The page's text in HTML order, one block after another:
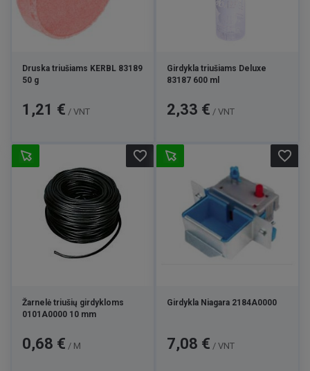
Druska triušiams KERBL 83189
50 g
Kaina
1,21 € / VNT
Girdykla triušiams Deluxe
83187 600 ml
Kaina
2,33 € / VNT
Žarnelė triušių girdykloms
0101A0000 10 mm
Kaina
0,68 € / M
favorite_border
Girdykla Niagara 2184A0000
Kaina
7,08 € / VNT
favorite_border